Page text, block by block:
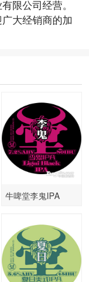
限公司经营。
大经销商的加
牛啤堂李鬼IPA